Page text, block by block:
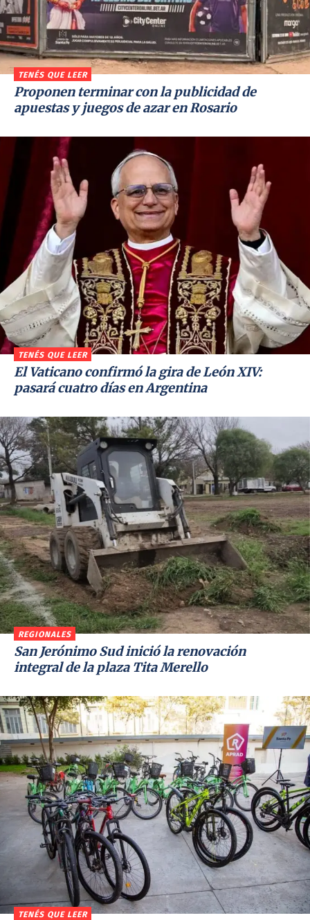
TENÉS QUE LEER
Proponen terminar con la publicidad de
apuestas y juegos de azar en Rosario
TENÉS QUE LEER
El Vaticano confirmó la gira de León XIV:
pasará cuatro días en Argentina
REGIONALES
San Jerónimo Sud inició la renovación
integral de la plaza Tita Merello
TENÉS QUE LEER